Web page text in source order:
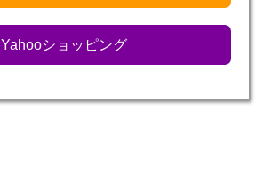
Yahooショッピング